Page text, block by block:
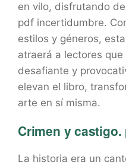
en vilo, disfrutando
pdf incertidumbre.
estilos y géneros,
atraerá a lectores
desafiante y
elevan el libro,
arte en sí misma.
Crimen y castigo.
La historia era un